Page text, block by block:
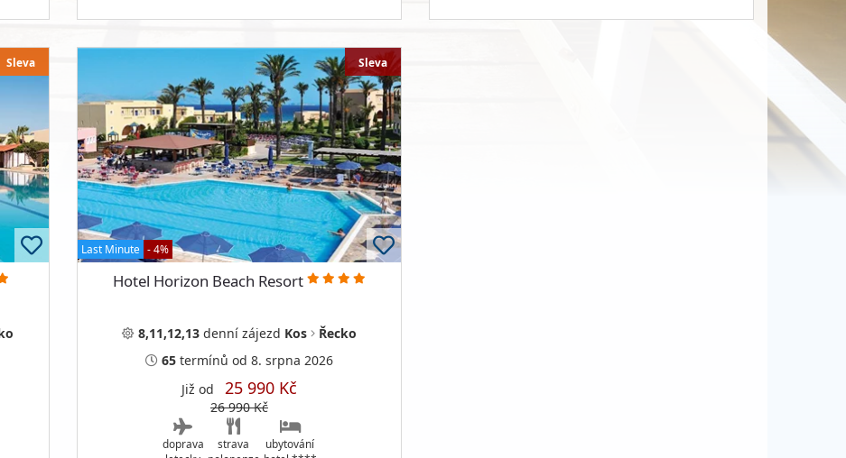
Sleva Sleva
Last Minute - 4%
Hotel Horizon Beach Resort
8,11,12,13 denní zájezd Kos
Řecko
65 termínů od 8. srpna 2026
Již od 25 990 Kč
26 990 Kč
doprava
strava
ubytování